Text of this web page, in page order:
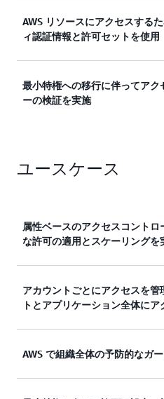
AWS アカウントにアイデ
続します。
AWS リソースにアクセスする
ィ認証情報と許可セットを使用
ークロードに一時的なセ
します。従業員には、
最小特権への移行に伴ってア
ーの検証を実施
継続的な分析を通じて許可
ユースケース
属性ベースのアクセスコント
な許可の適用とスケーリングを
属性ベースのアクセスコ
で、部署、役職、チーム
属性ベースのアクセスコ
こちら
アカウントごとにアクセスを管
トとアプリケーション全体に
IAM を使用して、アカウ
AWS で組織全体の予防的なガ